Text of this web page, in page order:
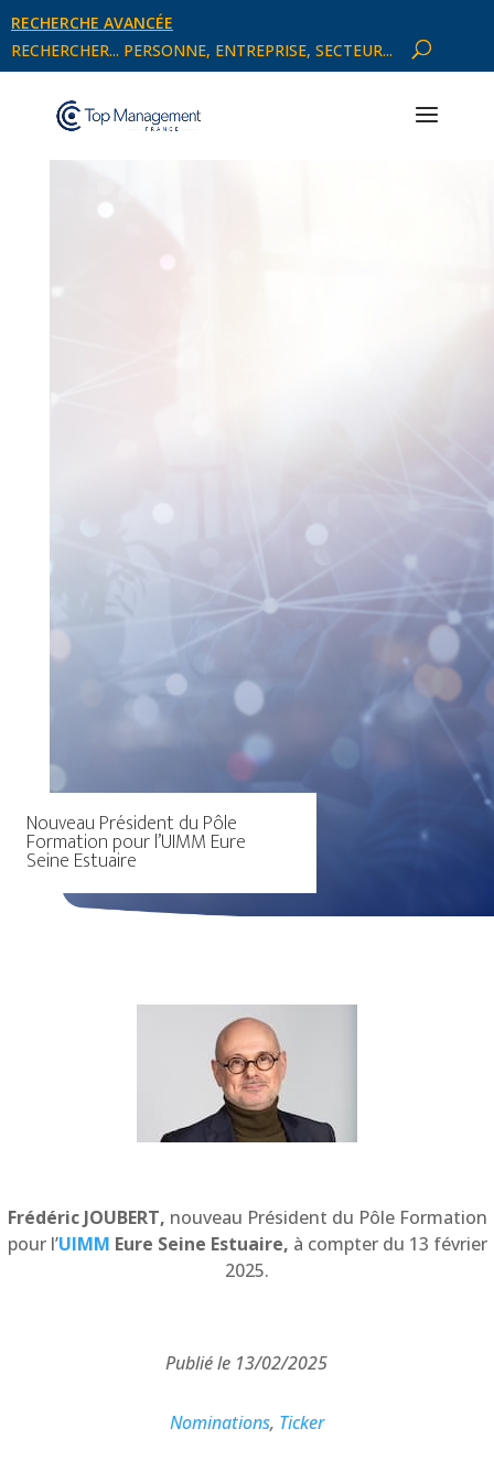
RECHERCHER... PERSONNE, ENTREPRISE, SECTEUR...
RECHERCHE AVANCÉE
Nouveau Président du Pôle
Formation pour l’UIMM Eure
Seine Estuaire
Frédéric JOUBERT, nouveau Président du Pôle Formation
pour l’UIMM Eure Seine Estuaire, à compter du 13 février
2025.
Publié le 13/02/2025
Nominations, Ticker